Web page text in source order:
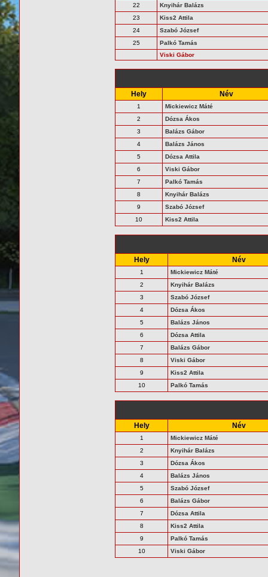
22
Knyihár Balázs
23
Kiss2 Attila
24
Szabó József
25
Palkó Tamás
Viski Gábor
Hely Név
1
Mickiewicz Máté
2
Dózsa Ákos
3
Balázs Gábor
4
Balázs János
5
Dózsa Attila
6
Viski Gábor
7
Palkó Tamás
8
Knyihár Balázs
9
Szabó József
10
Kiss2 Attila
Hely Név
1
Mickiewicz Máté
2
Knyihár Balázs
3
Szabó József
4
Dózsa Ákos
5
Balázs János
6
Dózsa Attila
7
Balázs Gábor
8
Viski Gábor
9
Kiss2 Attila
10
Palkó Tamás
Hely Név
1
Mickiewicz Máté
2
Knyihár Balázs
3
Dózsa Ákos
4
Balázs János
5
Szabó József
6
Balázs Gábor
7
Dózsa Attila
8
Kiss2 Attila
9
Palkó Tamás
10
Viski Gábor